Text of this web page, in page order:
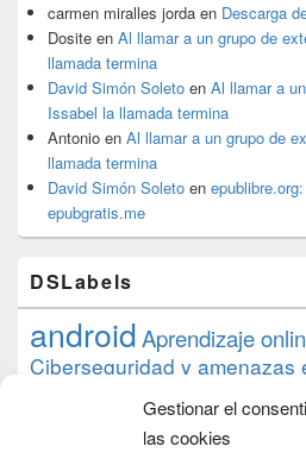
Gestionar el
las cookies
carmen miralles jorda en Descarga
Dosite en Al llamar a un grupo de
llamada termina
David Simón Soleto en Al llamar a
Issabel la llamada termina
Antonio en Al llamar a un grupo de
llamada termina
David Simón Soleto en
epubgratis.me
DSLabels
androidAprendizaje
Ciberseguridad y amenazas
datos debian
Formación Google